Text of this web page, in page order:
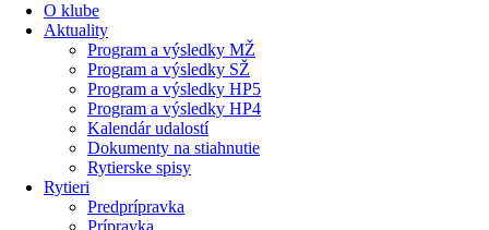
O klube
Aktuality
Program a výsledky MŽ
Program a výsledky SŽ
Program a výsledky HP5
Program a výsledky HP4
Kalendár udalostí
Dokumenty na stiahnutie
Rytierske spisy
Rytieri
Predprípravka
Prípravka